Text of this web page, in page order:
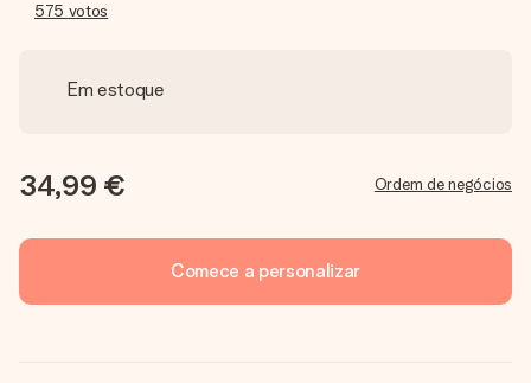
575 votos
Em estoque
34,99 € Ordem de negócios
Comece a personalizar